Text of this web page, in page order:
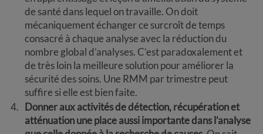
de santé dans lequel on travaille. On doit
mécaniquement échanger ce surcroît de temps
consacré à chaque analyse avec la réduction du
nombre global d’analyses. C’est paradoxalement et
de très loin la meilleure solution pour améliorer la
sécurité des soins. Une RMM par trimestre peut
suffire si elle est bien faite.
Donner aux activités de détection, récupération et
atténuation une place aussi importante dans l’analyse